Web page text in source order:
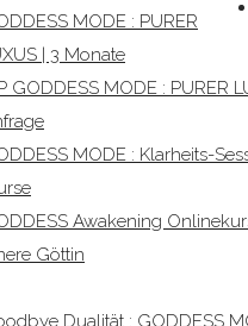
MODE : PURER
| 3 Monate
GODDESS MODE : PURER
MODE : Klarheits-
Awakening
Göttin
Dualität : GODDESS